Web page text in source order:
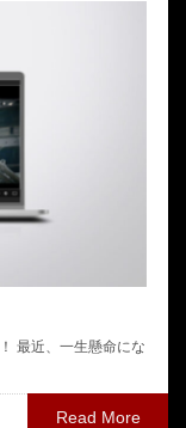
最近、一生懸命にな
Read More